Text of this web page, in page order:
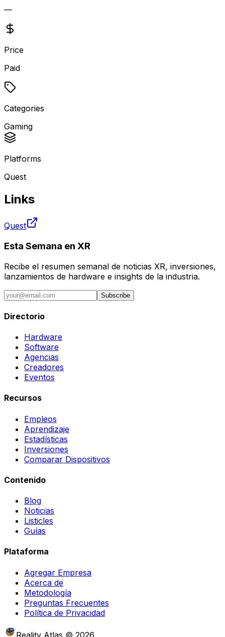
—
Price
Paid
Categories
Gaming
Platforms
Quest
Links
Quest
Esta Semana en XR
Recibe el resumen semanal de noticias XR, inversiones,
lanzamientos de hardware e insights de la industria.
Subscribe
Directorio
Hardware
Software
Agencias
Creadores
Eventos
Recursos
Empleos
Aprendizaje
Estadísticas
Inversiones
Comparar Dispositivos
Contenido
Blog
Noticias
Listicles
Guías
Plataforma
Agregar Empresa
Acerca de
Metodología
Preguntas Frecuentes
Política de Privacidad
Reality Atlas © 2026